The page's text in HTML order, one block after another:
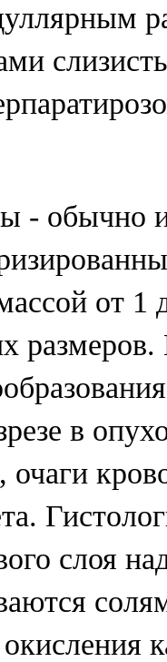
- обычно
от 1
размеров.
в
очаги
слоя